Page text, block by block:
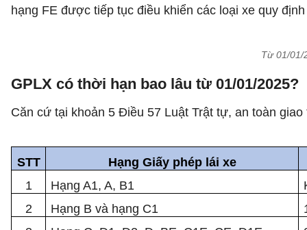
hạng FE được tiếp tục điều khiển các loại xe quy
Từ 01/01/
GPLX có thời hạn bao lâu từ 01/01/2025?
Căn cứ tại khoản 5 Điều 57 Luật Trật tự, an toàn
STT
Hạng Giấy phép lái xe
1
Hạng A1, A, B1
2
Hạng B và hạng C1